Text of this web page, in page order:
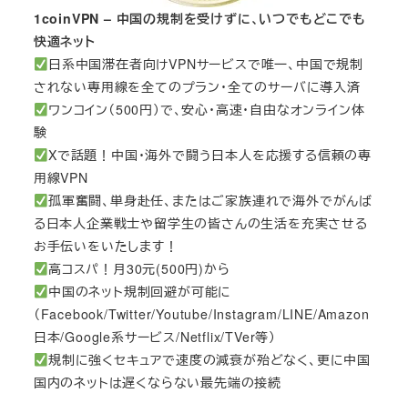
1coinVPN – 中国の規制を受けずに、いつでもどこでも
快適ネット
日系中国滞在者向けVPNサービスで唯一、中国で規制
されない専用線を全てのプラン・全てのサーバに導入済
ワンコイン（500円）で、安心・高速・自由なオンライン体
験
Xで話題！中国・海外で闘う日本人を応援する信頼の専
用線VPN
孤軍奮闘、単身赴任、またはご家族連れで海外でがんば
る日本人企業戦士や留学生の皆さんの生活を充実させる
お手伝いをいたします！
高コスパ！月30元(500円)から
中国のネット規制回避が可能に
（Facebook/Twitter/Youtube/Instagram/LINE/Amazon
日本/Google系サービス/Netflix/TVer等）
規制に強くセキュアで速度の減衰が殆どなく、更に中国
国内のネットは遅くならない最先端の接続